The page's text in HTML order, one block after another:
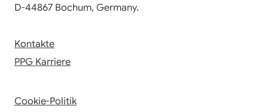
D-44867 Bochum, Germany.
Kontakte
PPG Karriere
Cookie-Politik